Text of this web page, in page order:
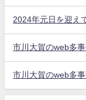
2024年元日を迎え
市川大賀のweb多事
市川大賀のweb多